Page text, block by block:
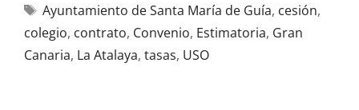
Ayuntamiento de Santa María de Guía, cesión,
colegio, contrato, Convenio, Estimatoria, Gran
Canaria, La Atalaya, tasas, USO